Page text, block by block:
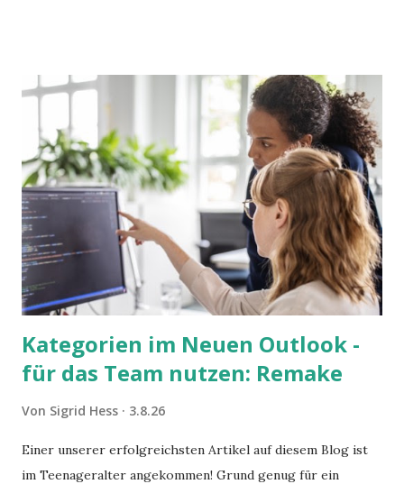
Kategorien im Neuen Outlook -
für das Team nutzen: Remake
Von Sigrid Hess 3.8.26
Einer unserer erfolgreichsten Artikel auf diesem Blog ist
im Teenageralter angekommen! Grund genug für ein